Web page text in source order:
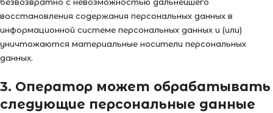
восстановления содержания персональных данных в
информационной системе персональных данных и (или)
уничтожаются материальные носители персональных
данных.
3. Оператор может обрабатывать
следующие персональные данные